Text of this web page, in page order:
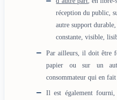
réception du public,
autre support
constante, visible,
Par ailleurs, il doit être
papier ou sur un
consommateur qui en fait
Il est également